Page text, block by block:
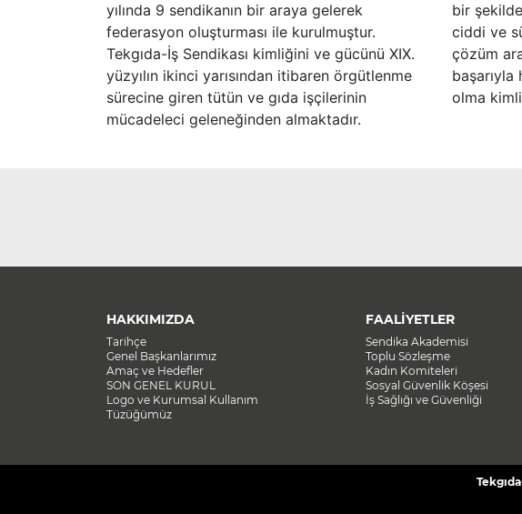
yılında 9 sendikanın bir araya gelerek
federasyon oluşturması ile kurulmuştur.
Tekgıda-İş Sendikası kimliğini ve gücünü XIX.
yüzyılın ikinci yarısından itibaren örgütlenme
sürecine giren tütün ve gıda işçilerinin
mücadeleci geleneğinden almaktadır.
bir
ciddi ve
çözüm
olma
HAKKIMIZDA
Tarihçe
Genel Başkanlarımız
Amaç ve Hedefler
SON GENEL KURUL
Logo ve Kurumsal Kullanım
Tüzüğümüz
FAALİYETLER
Sendika Akademisi
Toplu Sözleşme
Kadın Komiteleri
Sosyal Güvenlik Köşesi
İş Sağlığı ve Güvenliği